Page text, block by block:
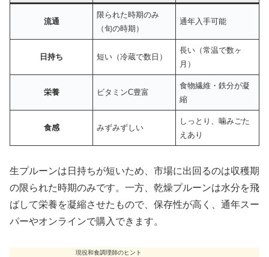
流通
限られた時期のみ
（旬の時期）
通年入手可能
日持ち 短い（冷蔵で数日）
長い（常温で数ヶ
月）
栄養 ビタミンC豊富
食物繊維・鉄分が凝
縮
食感 みずみずしい
しっとり、噛みごた
えあり
生プルーンは日持ちが短いため、市場に出回るのは収穫期
の限られた時期のみです。一方、乾燥プルーンは水分を飛
ばして栄養を凝縮させたもので、保存性が高く、通年スー
パーやオンラインで購入できます。
現役和食調理師のヒント